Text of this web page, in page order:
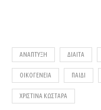
ΑΝΆΠΤΥΞΗ ΔΊΑΙΤΑ
ΟΙΚΟΓΈΝΕΙΑ ΠΑΙΔΊ
ΧΡΙΣΤΊΝΑ ΚΩΣΤΆΡΑ